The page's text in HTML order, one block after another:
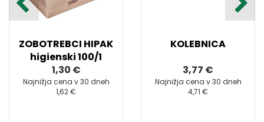
ZOBOTREBCI HIPAK
higienski 100/1
1,30 €
Najnižja cena v 30 dneh
1,62 €
KOLEBNICA
3,77 €
Najnižja cena v 30 dneh
4,71 €